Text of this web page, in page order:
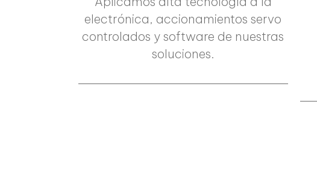
electrónica, accionamientos servo
controlados y software de nuestras
soluciones.